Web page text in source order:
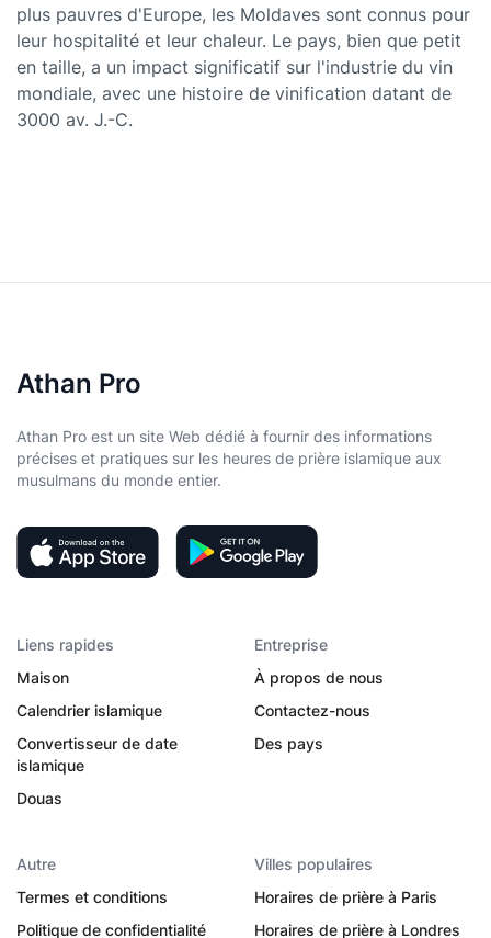
plus pauvres d'Europe, les Moldaves sont connus pour
leur hospitalité et leur chaleur. Le pays, bien que petit
en taille, a un impact significatif sur l'industrie du vin
mondiale, avec une histoire de vinification datant de
3000 av. J.-C.
Athan Pro
Athan Pro est un site Web dédié à fournir des informations
précises et pratiques sur les heures de prière islamique aux
musulmans du monde entier.
Liens rapides
Maison
Calendrier islamique
Convertisseur de date
islamique
Douas
Entreprise
À propos de nous
Contactez-nous
Des pays
Autre
Termes et conditions
Politique de confidentialité
Villes populaires
Horaires de prière à Paris
Horaires de prière à Londres